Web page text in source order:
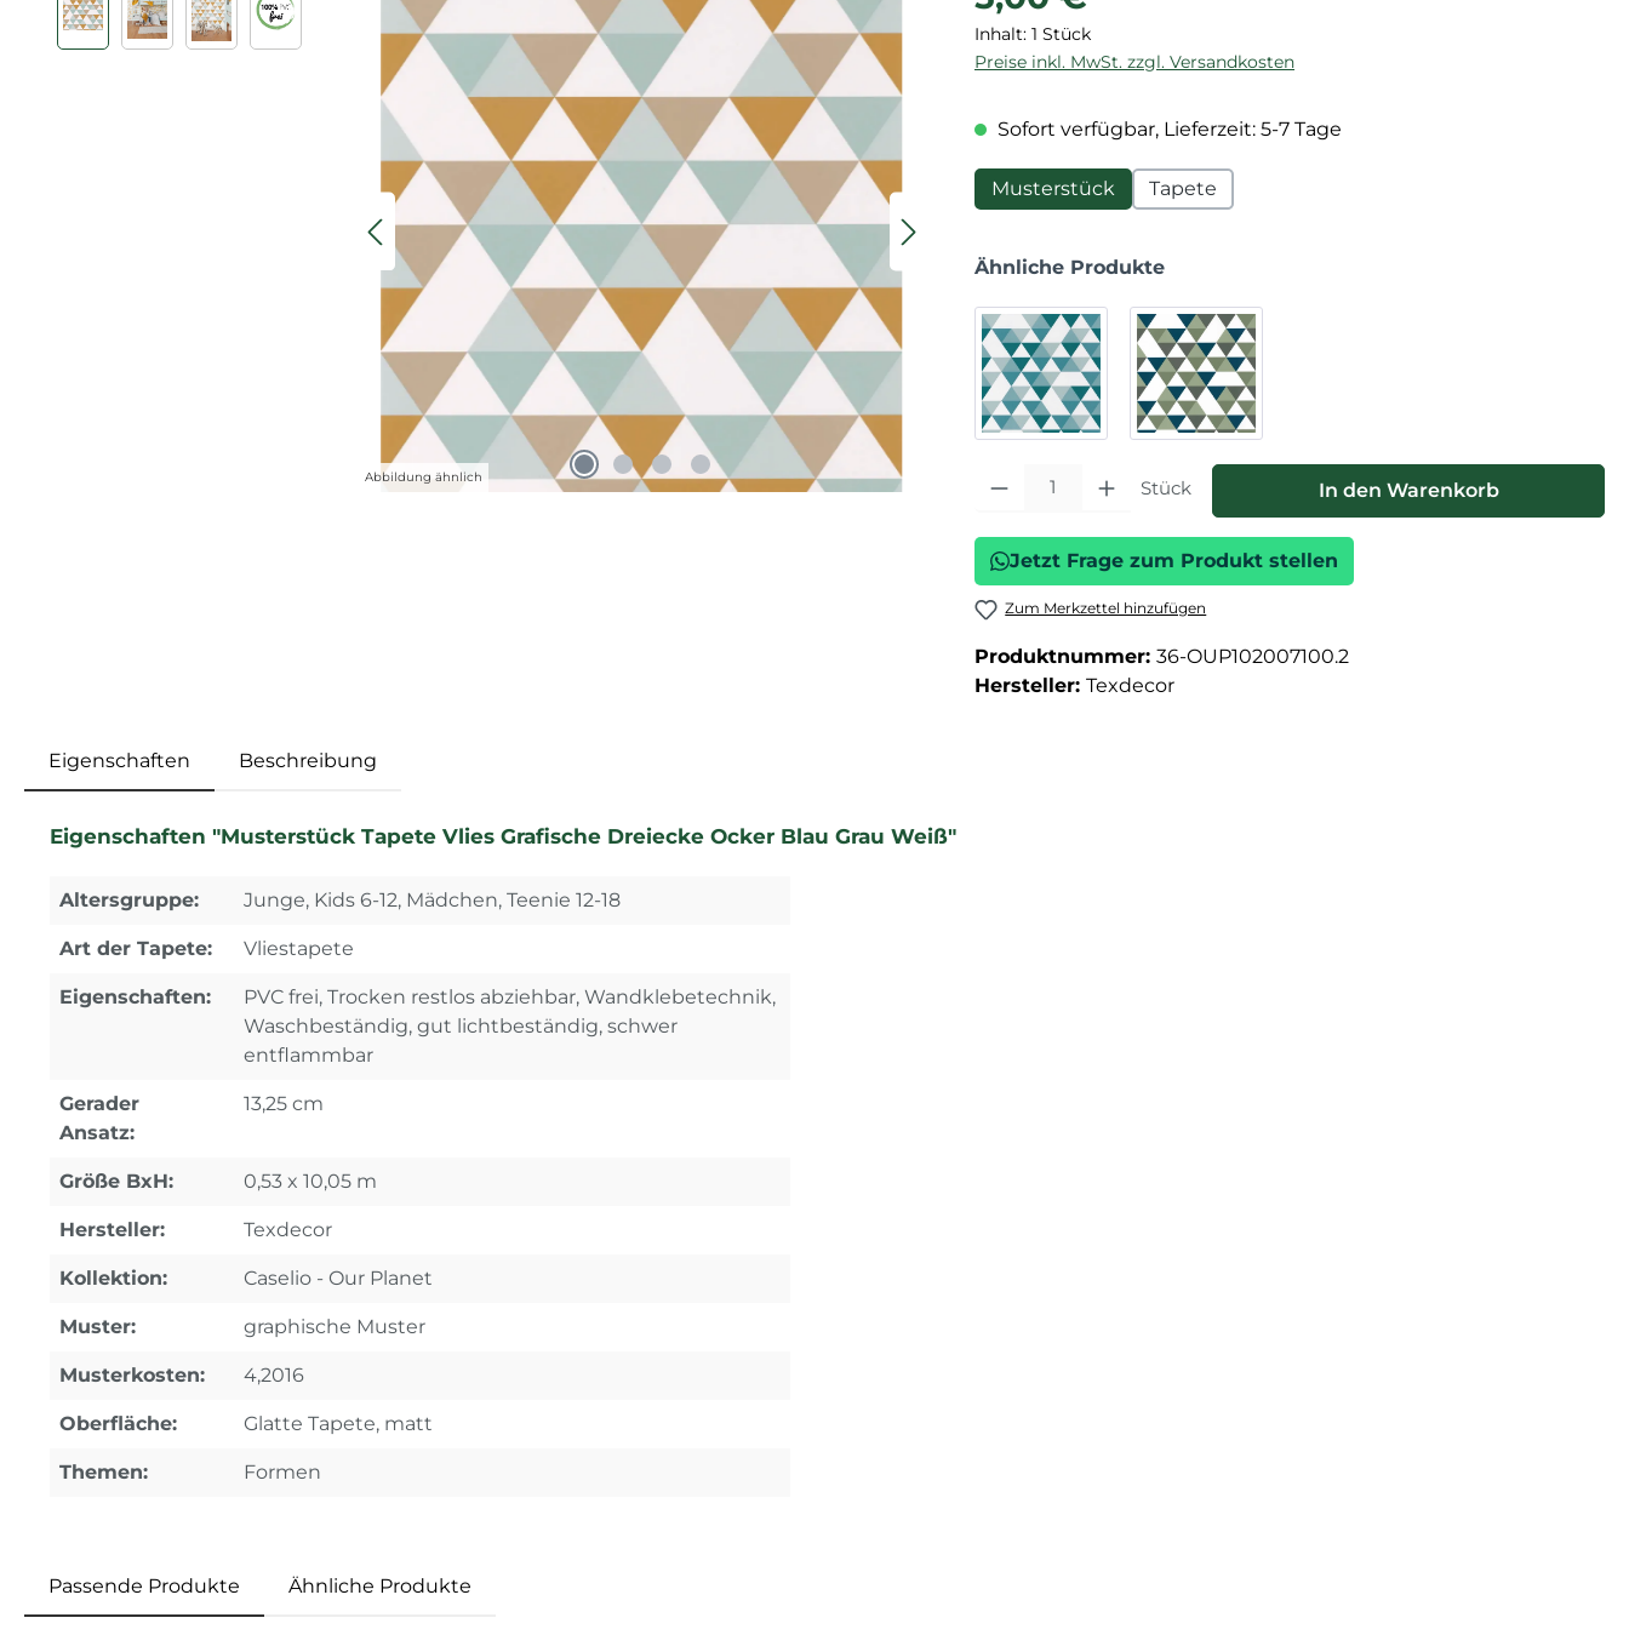
Abbildung ähnlich
Inhalt: 1 Stück
Preise inkl. MwSt. zzgl. Versandkosten
Sofort verfügbar, Lieferzeit: 5-7 Tage
Musterstück Tapete
Ähnliche Produkte
Produkt Anzahl: Gib den gewünschten Wert ein oder benutze die
Stück In den Warenkorb
Jetzt Frage zum Produkt stellen
Zum Merkzettel hinzufügen
Produktnummer: 36-OUP102007100.2
Hersteller: Texdecor
Eigenschaften Beschreibung
Eigenschaften "Musterstück Tapete Vlies Grafische Dreiecke Ocker Blau Grau Weiß"
Altersgruppe: Junge, Kids 6-12, Mädchen, Teenie 12-18
Art der Tapete: Vliestapete
Eigenschaften:
PVC frei, Trocken restlos abziehbar, Wandklebetechnik,
Waschbeständig, gut lichtbeständig, schwer
entflammbar
Gerader
Ansatz:
13,25 cm
Größe BxH: 0,53 x 10,05 m
Hersteller: Texdecor
Kollektion: Caselio - Our Planet
Muster: graphische Muster
Musterkosten: 4,2016
Oberfläche: Glatte Tapete, matt
Themen: Formen
Passende Produkte Ähnliche Produkte